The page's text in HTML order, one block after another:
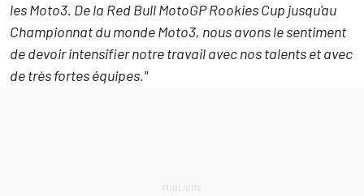
les Moto3. De la Red Bull MotoGP Rookies Cup jusqu'au
Championnat du monde Moto3, nous avons le sentiment
de devoir intensifier notre travail avec nos talents et avec
de très fortes équipes."